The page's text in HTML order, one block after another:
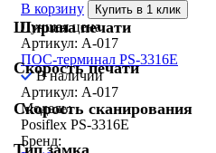
Ширина печати
Скорость печати
Скорость сканирования
В корзину
Купить в 1 клик
Лучшая цена
Артикул: A-017
ПОС-терминал PS-3316E
В наличии
Артикул: A-017
Модель:
Posiflex PS-3316E
Бренд: